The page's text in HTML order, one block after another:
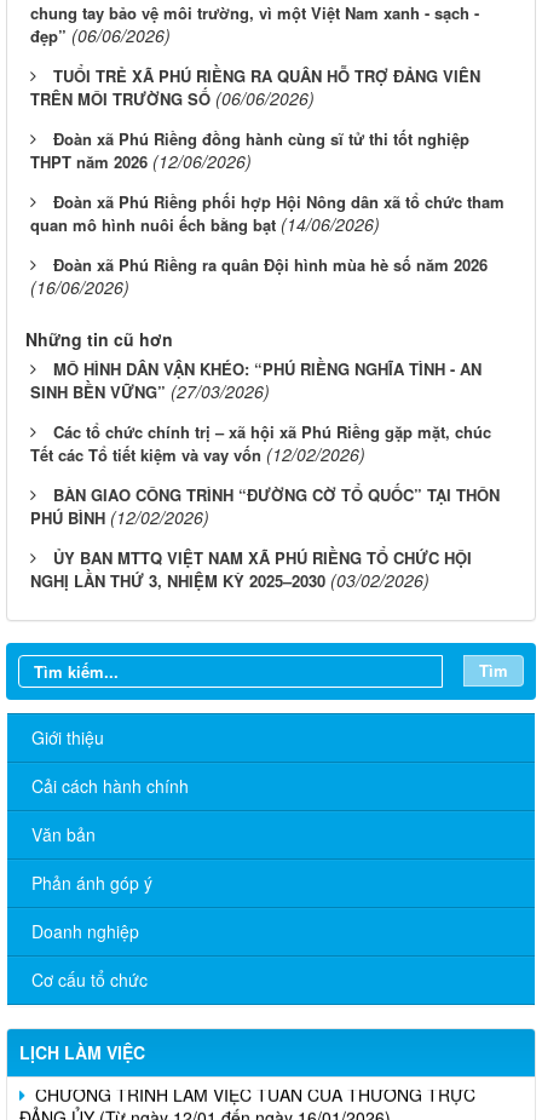
chung tay bảo vệ môi trường, vì một Việt Nam xanh - sạch -
đẹp” (06/06/2026)
TUỔI TRẺ XÃ PHÚ RIỀNG RA QUÂN HỖ TRỢ ĐẢNG VIÊN
TRÊN MÔI TRƯỜNG SỐ (06/06/2026)
Đoàn xã Phú Riềng đồng hành cùng sĩ tử thi tốt nghiệp
THPT năm 2026 (12/06/2026)
Đoàn xã Phú Riềng phối hợp Hội Nông dân xã tổ chức tham
quan mô hình nuôi ếch bằng bạt (14/06/2026)
Đoàn xã Phú Riềng ra quân Đội hình mùa hè số năm 2026
(16/06/2026)
Những tin cũ hơn
MÔ HÌNH DÂN VẬN KHÉO: “PHÚ RIỀNG NGHĨA TÌNH - AN
SINH BỀN VỮNG” (27/03/2026)
Các tổ chức chính trị – xã hội xã Phú Riềng gặp mặt, chúc
Tết các Tổ tiết kiệm và vay vốn (12/02/2026)
BÀN GIAO CÔNG TRÌNH “ĐƯỜNG CỜ TỔ QUỐC” TẠI THÔN
PHÚ BÌNH (12/02/2026)
ỦY BAN MTTQ VIỆT NAM XÃ PHÚ RIỀNG TỔ CHỨC HỘI
NGHỊ LẦN THỨ 3, NHIỆM KỲ 2025–2030 (03/02/2026)
Tìm
Giới thiệu
Cải cách hành chính
Văn bản
Phản ánh góp ý
Doanh nghiệp
Cơ cấu tổ chức
LỊCH LÀM VIỆC
CHƯƠNG TRÌNH LÀM VIỆC TUẦN CỦA THƯỜNG TRỰC
ĐẢNG ỦY (Từ ngày 12/01 đến ngày 16/01/2026)